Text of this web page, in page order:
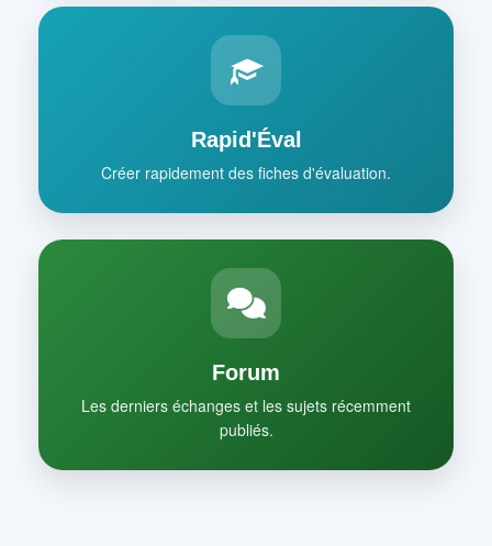
Rapid'Éval
Créer rapidement des fiches d'évaluation.
Forum
Les derniers échanges et les sujets récemment
publiés.